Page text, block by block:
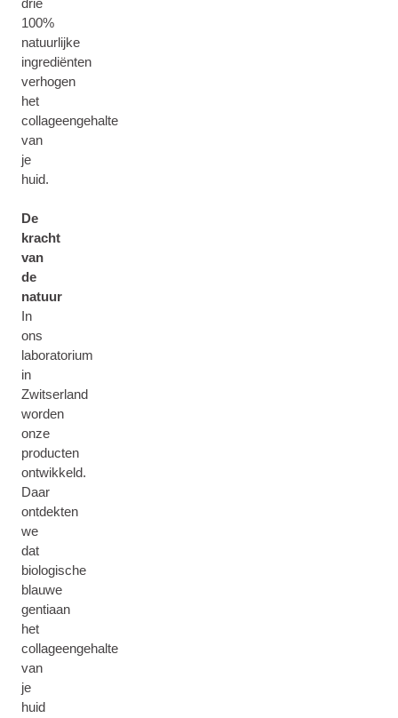
drie
100%
natuurlijke
ingrediënten
verhogen
het
collageengehalte
van
je
huid.
De
kracht
van
de
natuur
In
ons
laboratorium
in
Zwitserland
worden
onze
producten
ontwikkeld.
Daar
ontdekten
we
dat
biologische
blauwe
gentiaan
het
collageengehalte
van
je
huid